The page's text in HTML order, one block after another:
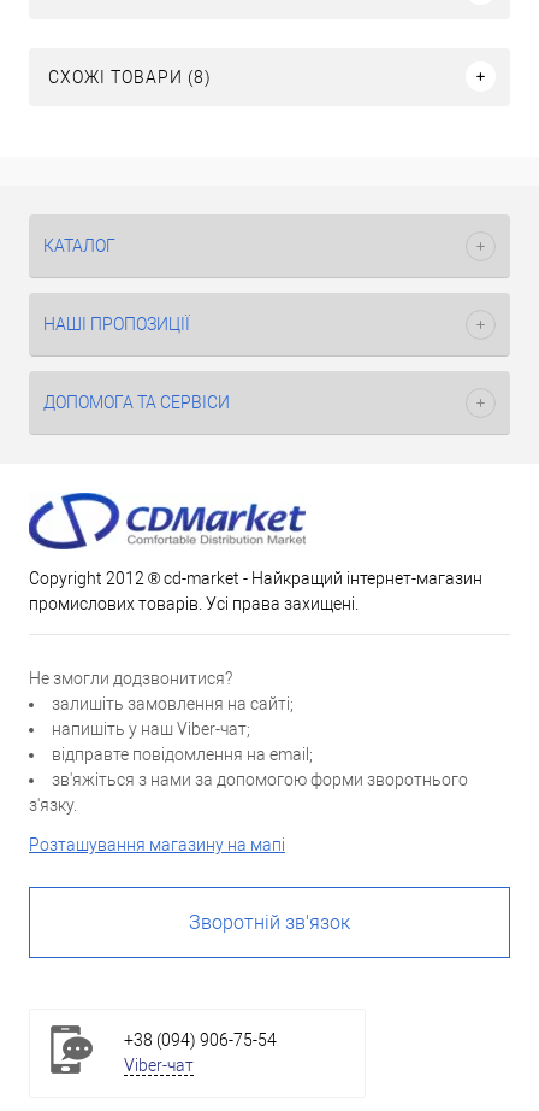
СХОЖІ ТОВАРИ (8)
КАТАЛОГ
НАШІ ПРОПОЗИЦІЇ
ДОПОМОГА ТА СЕРВІСИ
Copyright 2012 ® cd-market - Найкращий інтернет-магазин
промислових товарів. Усі права захищені.
Не змогли додзвонитися?
залишіть замовлення на сайті;
напишіть у наш Viber-чат;
відправте повідомлення на email;
зв'яжіться з нами за допомогою форми зворотнього
з'язку.
Розташування магазину на мапі
Зворотній зв'язок
+38 (094) 906-75-54
Viber-чат